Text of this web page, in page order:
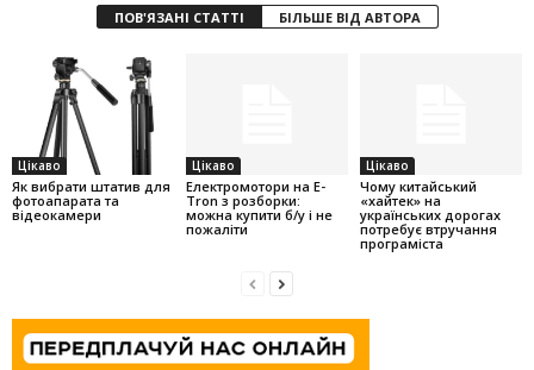
ПОВ'ЯЗАНІ СТАТТІ БІЛЬШЕ ВІД АВТОРА
Цікаво
Як вибрати штатив для
фотоапарата та
відеокамери
Цікаво
Електромотори на E-
Tron з розборки:
можна купити б/у і не
пожаліти
Цікаво
Чому китайський
«хайтек» на
українських дорогах
потребує втручання
програміста